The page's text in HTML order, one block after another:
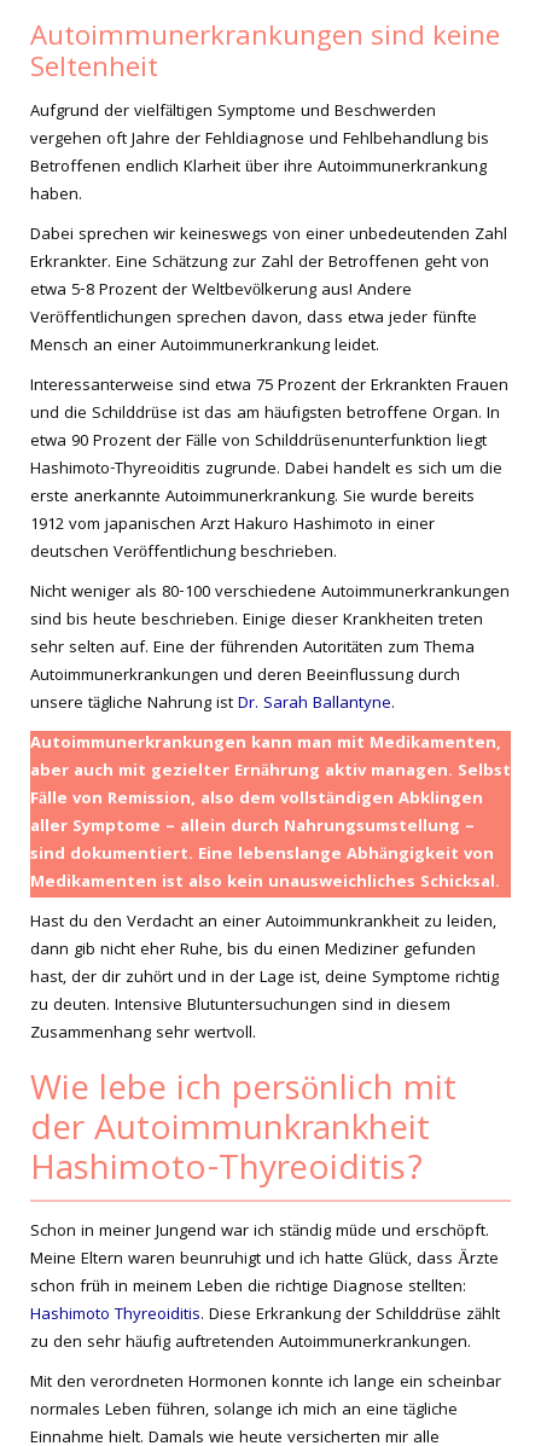
Autoimmunerkrankungen sind keine
Seltenheit
Aufgrund der vielfältigen Symptome und Beschwerden
vergehen oft Jahre der Fehldiagnose und Fehlbehandlung bis
Betroffenen endlich Klarheit über ihre Autoimmunerkrankung
haben.
Dabei sprechen wir keineswegs von einer unbedeutenden Zahl
Erkrankter. Eine Schätzung zur Zahl der Betroffenen geht von
etwa 5-8 Prozent der Weltbevölkerung aus! Andere
Veröffentlichungen sprechen davon, dass etwa jeder fünfte
Mensch an einer Autoimmunerkrankung leidet.
Interessanterweise sind etwa 75 Prozent der Erkrankten Frauen
und die Schilddrüse ist das am häufigsten betroffene Organ. In
etwa 90 Prozent der Fälle von Schilddrüsenunterfunktion liegt
Hashimoto-Thyreoiditis zugrunde. Dabei handelt es sich um die
erste anerkannte Autoimmunerkrankung. Sie wurde bereits
1912 vom japanischen Arzt Hakuro Hashimoto in einer
deutschen Veröffentlichung beschrieben.
Nicht weniger als 80-100 verschiedene Autoimmunerkrankungen
sind bis heute beschrieben. Einige dieser Krankheiten treten
sehr selten auf. Eine der führenden Autoritäten zum Thema
Autoimmunerkrankungen und deren Beeinflussung durch
unsere tägliche Nahrung istDr. Sarah Ballantyne.
Autoimmunerkrankungen kann man mit Medikamenten,
aber auch mit gezielter Ernährung aktiv managen. Selbst
Fälle von Remission, also dem vollständigen Abklingen
aller Symptome – allein durch Nahrungsumstellung –
sind dokumentiert. Eine lebenslange Abhängigkeit von
Medikamenten ist also kein unausweichliches Schicksal.
Hast du den Verdacht an einer Autoimmunkrankheit zu leiden,
dann gib nicht eher Ruhe, bis du einen Mediziner gefunden
hast, der dir zuhört und in der Lage ist, deine Symptome richtig
zu deuten. Intensive Blutuntersuchungen sind in diesem
Zusammenhang sehr wertvoll.
Wie lebe ich persönlich mit
der Autoimmunkrankheit
Hashimoto-Thyreoiditis?
Schon in meiner Jungend war ich ständig müde und erschöpft.
Meine Eltern waren beunruhigt und ich hatte Glück, dass Ärzte
schon früh in meinem Leben die richtige Diagnose stellten:
Hashimoto Thyreoiditis. Diese Erkrankung der Schilddrüse zählt
zu den sehr häufig auftretenden Autoimmunerkrankungen.
Mit den verordneten Hormonen konnte ich lange ein scheinbar
normales Leben führen, solange ich mich an eine tägliche
Einnahme hielt. Damals wie heute versicherten mir alle